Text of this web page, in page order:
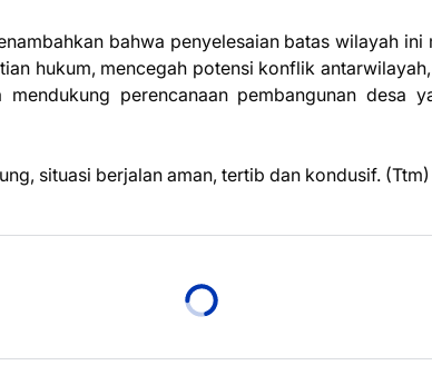
bahwa penyelesaian batas wilayah
hukum, mencegah potensi konflik
mendukung perencanaan pembangunan desa
situasi berjalan aman, tertib dan kondusif. (Ttm)